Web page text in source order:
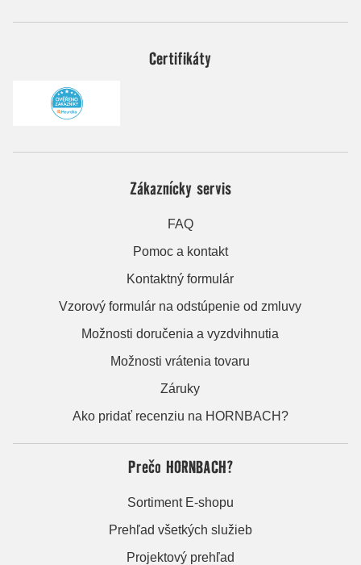
Certifikáty
Zákaznícky servis
FAQ
Pomoc a kontakt
Kontaktný formulár
Vzorový formulár na odstúpenie od zmluvy
Možnosti doručenia a vyzdvihnutia
Možnosti vrátenia tovaru
Záruky
Ako pridať recenziu na HORNBACH?
Prečo HORNBACH?
Sortiment E-shopu
Prehľad všetkých služieb
Projektový prehľad